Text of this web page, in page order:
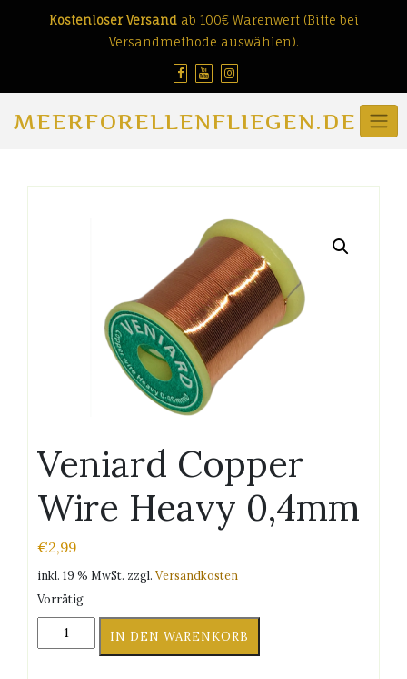
Kostenloser Versandab 100€ Warenwert (Bitte bei
Versandmethode auswählen).
MEERFORELLENFLIEGEN.DE
Veniard Copper
Wire Heavy 0,4mm
€2,99
inkl. 19 % MwSt. zzgl. Versandkosten
Vorrätig
Veniard
Copper
IN DEN WARENKORB